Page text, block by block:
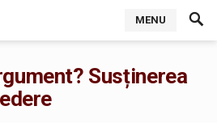
MENU
Susținerea